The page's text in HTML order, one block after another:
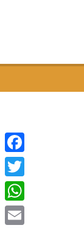
Facebook
Twitter
WhatsApp